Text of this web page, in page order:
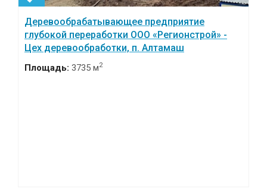
Деревообрабатывающее предприятие
глубокой переработки ООО «Регионстрой» -
Цех деревообработки, п. Алтамаш
Площадь: 3735 м2